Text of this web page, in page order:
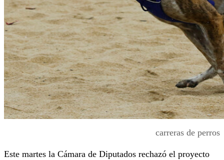
carreras de perros
Este martes la Cámara de Diputados rechazó el proyecto